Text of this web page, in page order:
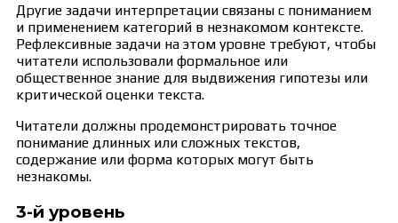
Другие задачи интерпретации связаны с пониманием
и применением категорий в незнакомом контексте.
Рефлексивные задачи на этом уровне требуют, чтобы
читатели использовали формальное или
общественное знание для выдвижения гипотезы или
критической оценки текста.
Читатели должны продемонстрировать точное
понимание длинных или сложных текстов,
содержание или форма которых могут быть
незнакомы.
3-й уровень